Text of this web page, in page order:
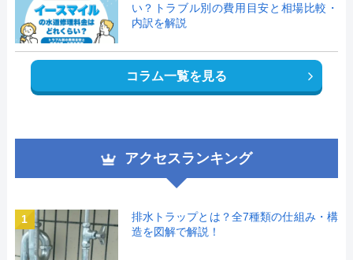
い？トラブル別の費用目安と相場比較・
内訳を解説
コラム一覧を見る
アクセスランキング
1
排水トラップとは？全7種類の仕組み・構
造を図解で解説！